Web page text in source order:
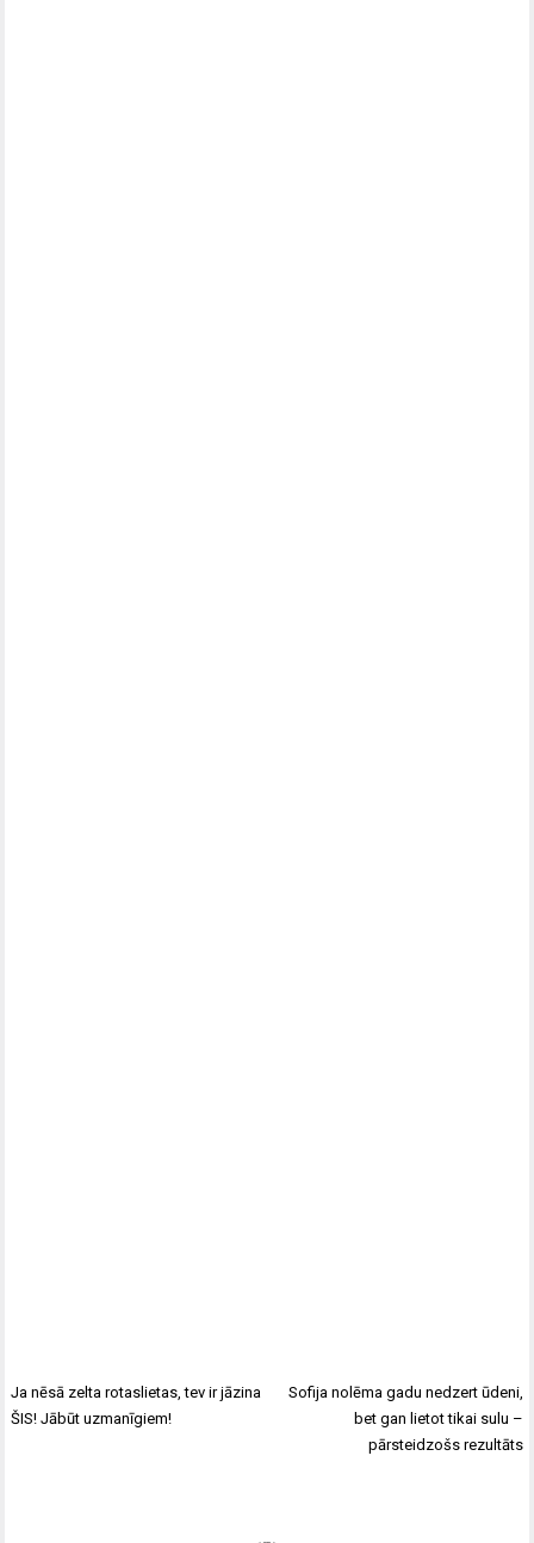
Ja nēsā zelta rotaslietas, tev ir jāzina
ŠIS! Jābūt uzmanīgiem!
Sofija nolēma gadu nedzert ūdeni,
bet gan lietot tikai sulu –
pārsteidzošs rezultāts